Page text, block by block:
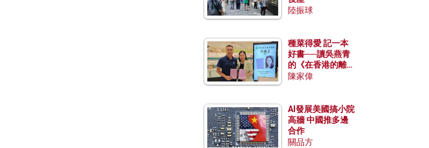
陸振球
種菜得愛 記一本
好書──讀吳燕青
的《在香港的離島
種菜》
陳家偉
AI發展美國搞小院
高牆 中國推多邊
合作
關品方